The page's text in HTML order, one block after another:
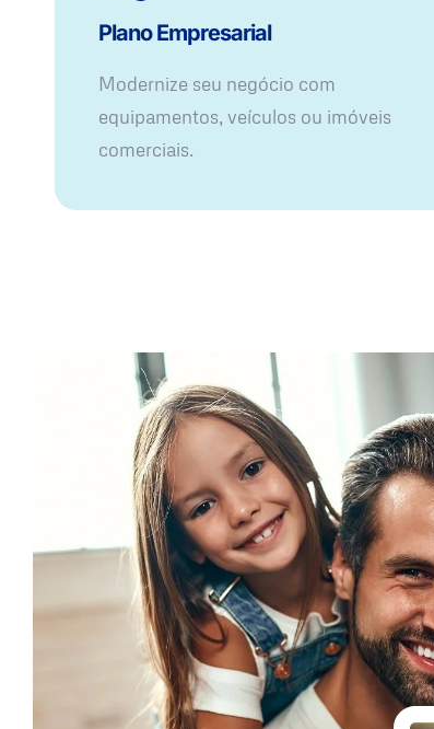
Plano Empresarial
Modernize seu negócio com
equipamentos, veículos ou imóveis
comerciais.